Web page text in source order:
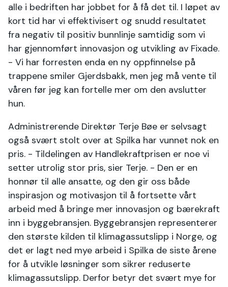
alle i bedriften har jobbet for å få det til. I løpet av
kort tid har vi effektivisert og snudd resultatet
fra negativ til positiv bunnlinje samtidig som vi
har gjennomført innovasjon og utvikling av Fixade.
- Vi har forresten enda en ny oppfinnelse på
trappene smiler Gjerdsbakk, men jeg må vente til
våren før jeg kan fortelle mer om den avslutter
hun.
Administrerende Direktør Terje Bøe er selvsagt
også svært stolt over at Spilka har vunnet nok en
pris. - Tildelingen av Handlekraftprisen er noe vi
setter utrolig stor pris, sier Terje. - Den er en
honnør til alle ansatte, og den gir oss både
inspirasjon og motivasjon til å fortsette vårt
arbeid med å bringe mer innovasjon og bærekraft
inn i byggebransjen. Byggebransjen representerer
den største kilden til klimagassutslipp i Norge, og
det er lagt ned mye arbeid i Spilka de siste årene
for å utvikle løsninger som sikrer reduserte
klimagassutslipp. Derfor betyr det svært mye for